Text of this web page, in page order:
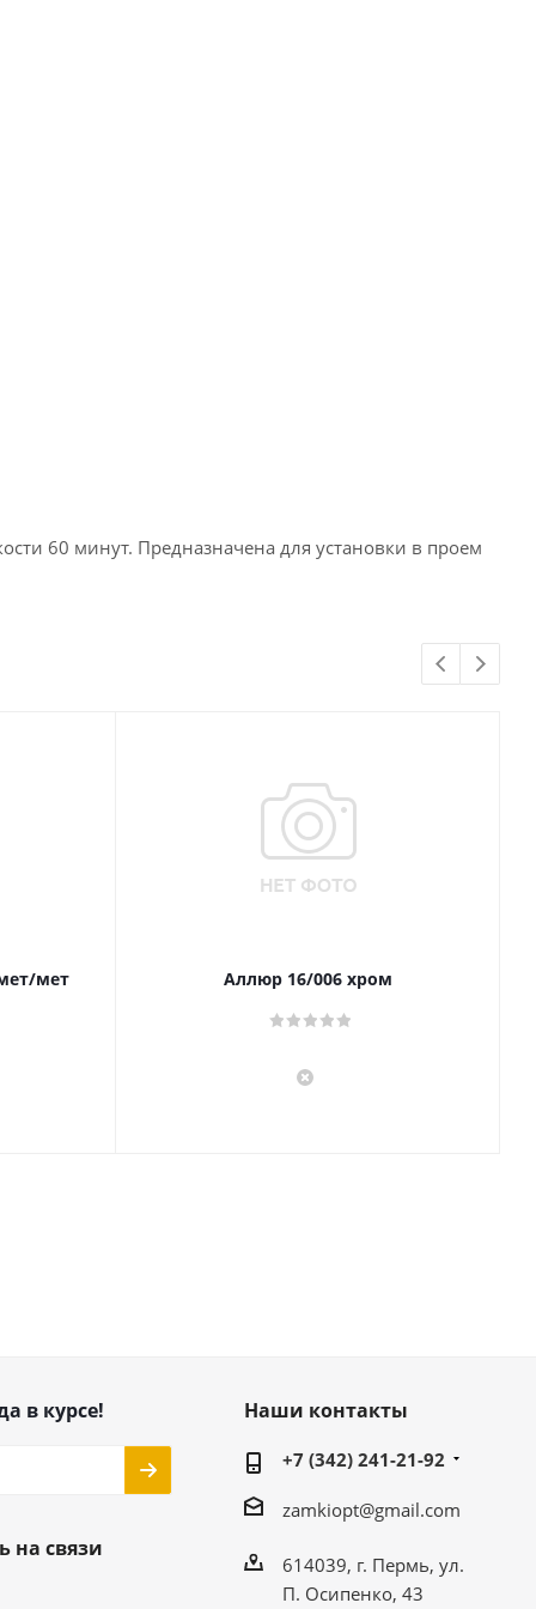
60 минут. Предназначена для установки в проем
мет
Аллюр 16/006 хром
в курсе!
на связи
Наши контакты
+7 (342) 241-21-92
zamkiopt@gmail.com
614039, г. Пермь, ул.
П. Осипенко, 43